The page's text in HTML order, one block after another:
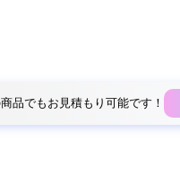
品でもお見積もり可能です！